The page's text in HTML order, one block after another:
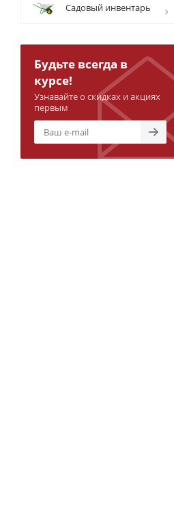
Садовый инвентарь
Будьте всегда в
курсе!
Узнавайте о скидках и акциях
первым